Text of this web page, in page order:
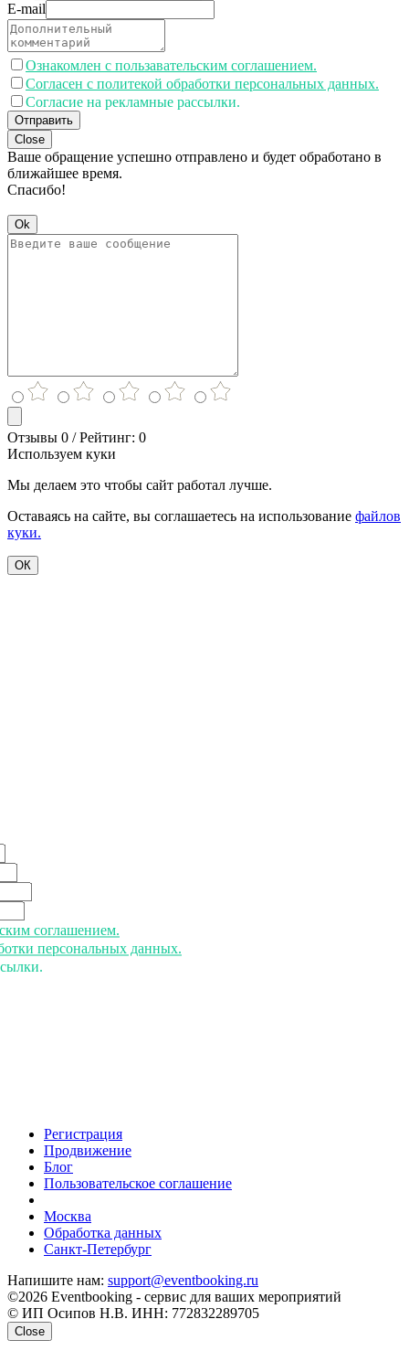
E-mail
Ознакомлен с пользавательским соглашением.
Согласен с политекой обработки персональных данных.
Согласие на рекламные рассылки.
Отправить
Close
Ваше обращение успешно отправлено и будет обработано в
ближайшее время.
Спасибо!
Ok
Отзывы 0 / Рейтинг: 0
Используем куки
Мы делаем это чтобы сайт работал лучше.
Оставаясь на сайте, вы соглашаетесь на использование файлов
куки.
ОК
соглашением.
персональных данных.
Регистрация
Продвижение
Блог
Пользовательское соглашение
Москва
Обработка данных
Санкт-Петербург
Напишите нам: support@eventbooking.ru
©2026 Eventbooking - сервис для ваших мероприятий
© ИП Осипов Н.В. ИНН: 772832289705
Close